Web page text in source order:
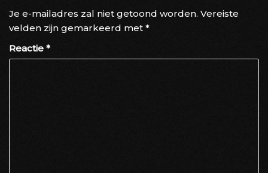
Je e-mailadres zal niet getoond worden. Vereiste
velden zijn gemarkeerd met *
Reactie *